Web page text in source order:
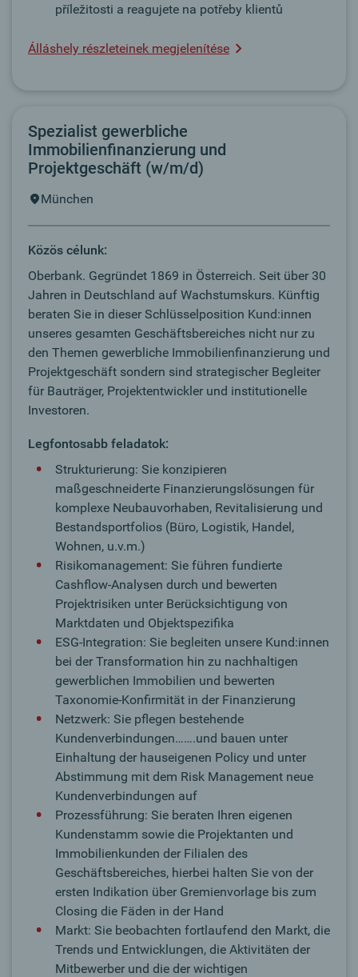
příležitosti a reagujete na potřeby klientů
Álláshely részleteinek megjelenítése
Spezialist gewerbliche
Immobilienfinanzierung und
Projektgeschäft (w/m/d)
München
Közös célunk:
Oberbank. Gegründet 1869 in Österreich. Seit über 30
Jahren in Deutschland auf Wachstumskurs. Künftig
beraten Sie in dieser Schlüsselposition Kund:innen
unseres gesamten Geschäftsbereiches nicht nur zu
den Themen gewerbliche Immobilienfinanzierung und
Projektgeschäft sondern sind strategischer Begleiter
für Bauträger, Projektentwickler und institutionelle
Investoren.
Legfontosabb feladatok:
Strukturierung: Sie konzipieren
maßgeschneiderte Finanzierungslösungen für
komplexe Neubauvorhaben, Revitalisierung und
Bestandsportfolios (Büro, Logistik, Handel,
Wohnen, u.v.m.)
Risikomanagement: Sie führen fundierte
Cashflow-Analysen durch und bewerten
Projektrisiken unter Berücksichtigung von
Marktdaten und Objektspezifika
ESG-Integration: Sie begleiten unsere Kund:innen
bei der Transformation hin zu nachhaltigen
gewerblichen Immobilien und bewerten
Taxonomie-Konfirmität in der Finanzierung
Netzwerk: Sie pflegen bestehende
Kundenverbindungen…….und bauen unter
Einhaltung der hauseigenen Policy und unter
Abstimmung mit dem Risk Management neue
Kundenverbindungen auf
Prozessführung: Sie beraten Ihren eigenen
Kundenstamm sowie die Projektanten und
Immobilienkunden der Filialen des
Geschäftsbereiches, hierbei halten Sie von der
ersten Indikation über Gremienvorlage bis zum
Closing die Fäden in der Hand
Markt: Sie beobachten fortlaufend den Markt, die
Trends und Entwicklungen, die Aktivitäten der
Mitbewerber und die der wichtigen